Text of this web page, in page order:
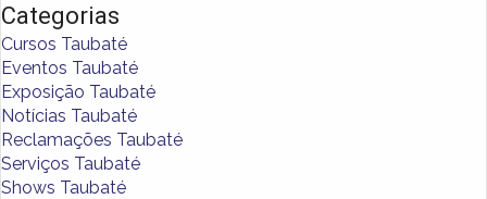
Categorias
Cursos Taubaté
Eventos Taubaté
Exposição Taubaté
Notícias Taubaté
Reclamações Taubaté
Serviços Taubaté
Shows Taubaté